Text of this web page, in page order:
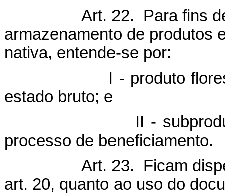
Art. 22. Para fins
armazenamento de produtos
nativa, entende-se por:
florestal
estado bruto; e
subproduto
processo de beneficiamento.
Art. 23. Ficam
art. 20, quanto ao uso do